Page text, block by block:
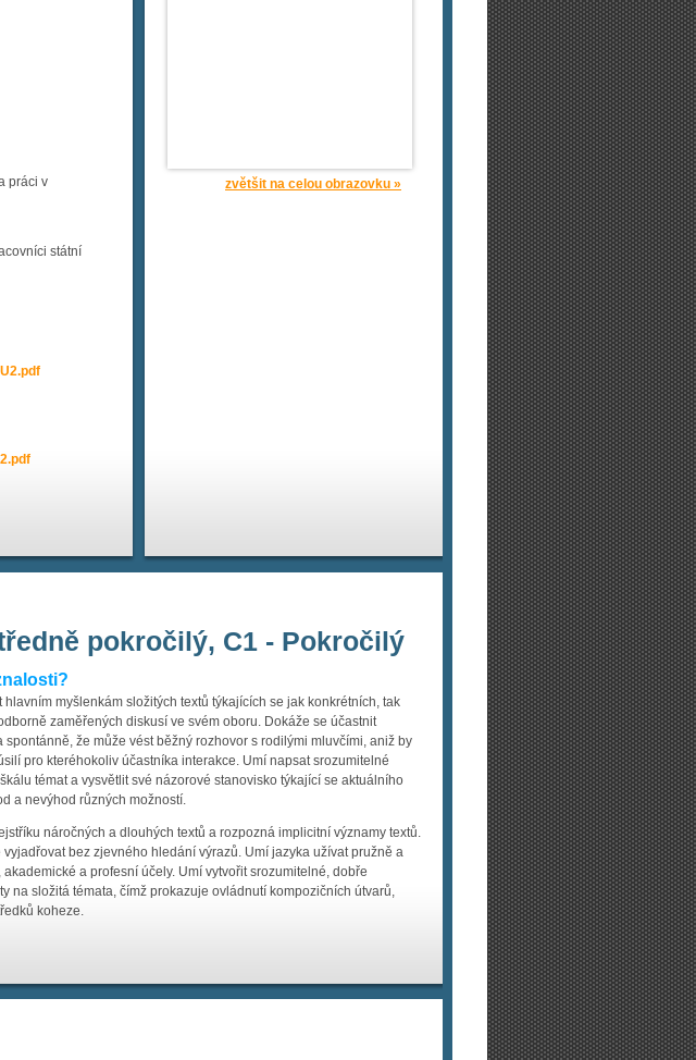
práci v
státní
zvětšit na celou obrazovku »
pokročilý, C1 - Pokročilý
myšlenkám složitých textů týkajících se jak konkrétních, tak
zaměřených diskusí ve svém oboru. Dokáže se účastnit
že může vést běžný rozhovor s rodilými mluvčími, aniž by
pro kteréhokoliv účastníka interakce. Umí napsat srozumitelné
témat a vysvětlit své názorové stanovisko týkající se aktuálního
a nevýhod různých možností.
náročných a dlouhých textů a rozpozná implicitní významy textů.
bez zjevného hledání výrazů. Umí jazyka užívat pružně a
a profesní účely. Umí vytvořit srozumitelné, dobře
na složitá témata, čímž prokazuje ovládnutí kompozičních útvarů,
koheze.